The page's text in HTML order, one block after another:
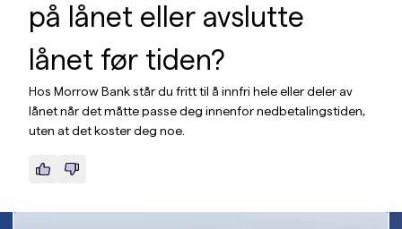
på lånet eller avslutte
lånet før tiden?
Hos Morrow Bank står du fritt til å innfri hele eller deler av
lånet når det måtte passe deg innenfor nedbetalingstiden,
uten at det koster deg noe.